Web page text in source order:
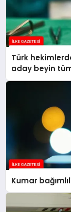
Türk
aday beyin
Kumar